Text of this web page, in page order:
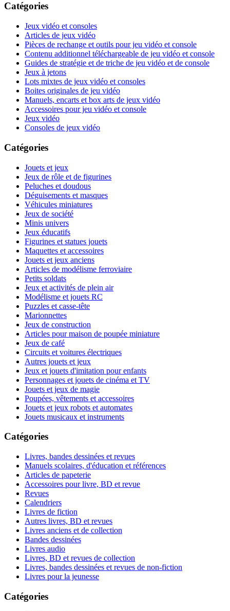
Catégories
Jeux vidéo et consoles
Articles de jeux vidéo
Pièces de rechange et outils pour jeu vidéo et console
Contenu additionnel téléchargeable de jeu vidéo et console
Guides de stratégie et de triche de jeu vidéo et de console
Jeux à jetons
Lots mixtes de jeux vidéo et consoles
Boites originales de jeu vidéo
Manuels, encarts et box arts de jeux vidéo
Accessoires pour jeu vidéo et console
Jeux vidéo
Consoles de jeux vidéo
Catégories
Jouets et jeux
Jeux de rôle et de figurines
Peluches et doudous
Déguisements et masques
Véhicules miniatures
Jeux de société
Minis univers
Jeux éducatifs
Figurines et statues jouets
Maquettes et accessoires
Jouets et jeux anciens
Articles de modélisme ferroviaire
Petits soldats
Jeux et activités de plein air
Modélisme et jouets RC
Puzzles et casse-tête
Marionnettes
Jeux de construction
Articles pour maison de poupée miniature
Jeux de café
Circuits et voitures électriques
Autres jouets et jeux
Jeux et jouets d'imitation pour enfants
Personnages et jouets de cinéma et TV
Jouets et jeux de magie
Poupées, vêtements et accessoires
Jouets et jeux robots et automates
Jouets musicaux et instruments
Catégories
Livres, bandes dessinées et revues
Manuels scolaires, d'éducation et références
Articles de papeterie
Accessoires pour livre, BD et revue
Revues
Calendriers
Livres de fiction
Autres livres, BD et revues
Livres anciens et de collection
Bandes dessinées
Livres audio
Livres, BD et revues de collection
Livres, bandes dessinées et revues de non-fiction
Livres pour la jeunesse
Catégories